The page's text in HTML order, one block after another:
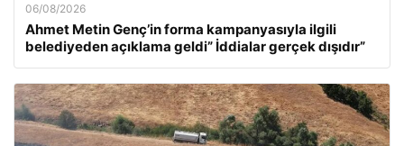
06/08/2026
Ahmet Metin Genç’in forma kampanyasıyla ilgili
belediyeden açıklama geldi” İddialar gerçek dışıdır”